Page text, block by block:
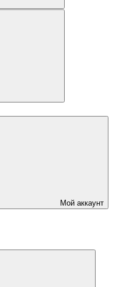
Мой аккаунт